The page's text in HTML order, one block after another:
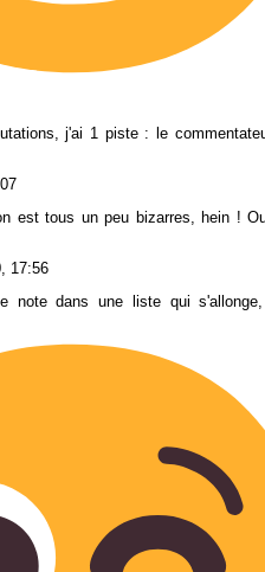
j'ai 1 piste : le
est tous un peu bizarres, hein !
17:56
note dans une liste qui s'allonge,